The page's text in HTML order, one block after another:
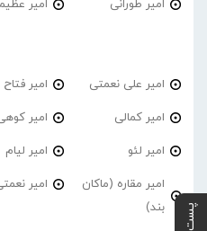
امیر طورانی امیر
امیر علی نعمتی امیر فتاح
امیر کمالی امیر
امیر لئو امیر لیام
امیر مقاره (ماکان
بند)
امیر